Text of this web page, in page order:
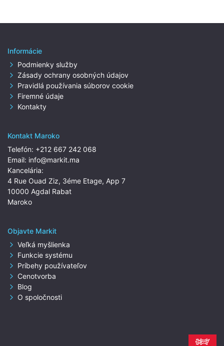
Informácie
Podmienky služby
Zásady ochrany osobných údajov
Pravidlá používania súborov cookie
Firemné údaje
Kontakty
Kontakt Maroko
Telefón: +212 667 242 068
Email: info@markit.ma
Kancelária:
4 Rue Ouad Ziz, 3éme Etage, App 7
10000 Agdal Rabat
Maroko
Objavte Markit
Veľká myšlienka
Funkcie systému
Príbehy používateľov
Cenotvorba
Blog
O spoločnosti